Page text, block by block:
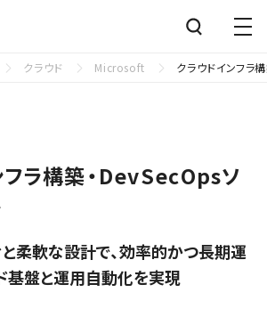
クラウド Microsoft クラウドインフラ
ラ構築・DevSecOpsソ
柔軟な設計で、効率的かつ長期運
基盤と運用自動化を実現